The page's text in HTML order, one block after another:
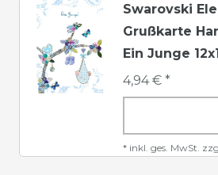
Swarovski
Grußkarte
Ein Junge
4,94 € *
* inkl. ges. MwSt.